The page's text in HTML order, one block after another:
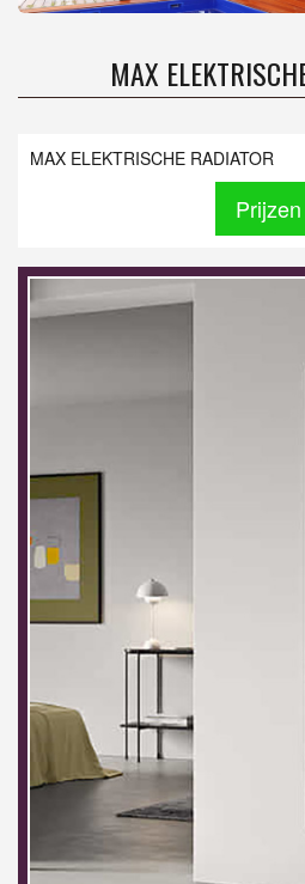
MAX
MAX ELEKTRISCHE RADIATOR
Prijzen